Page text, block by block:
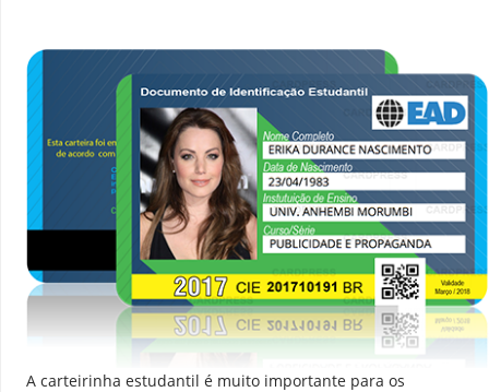
A carteirinha estudantil é muito importante para os